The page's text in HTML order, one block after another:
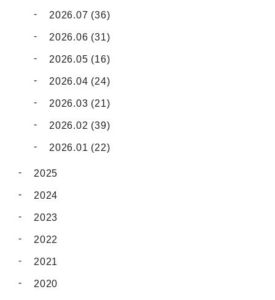
2026.07 (36)
2026.06 (31)
2026.05 (16)
2026.04 (24)
2026.03 (21)
2026.02 (39)
2026.01 (22)
2025
2024
2023
2022
2021
2020